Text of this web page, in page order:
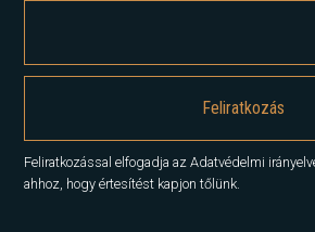
Feliratkozással elfogadja az Adatvédelmi
ahhoz, hogy értesítést kapjon tőlünk.